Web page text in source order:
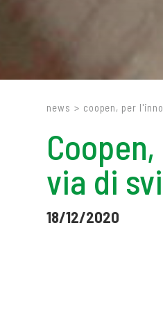
news > coopen, per
via di
18/12/2020